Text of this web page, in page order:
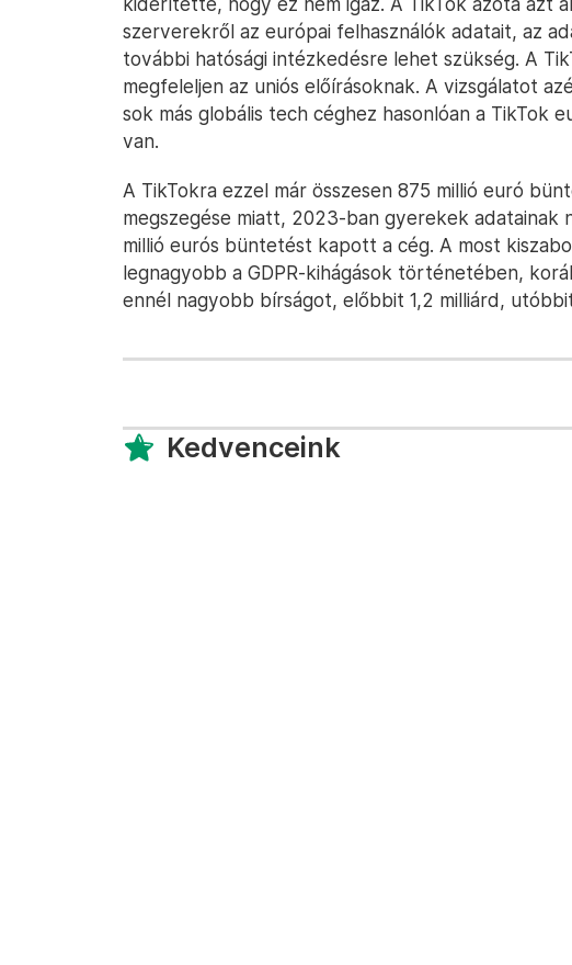
szerverekről az európai felhasználók adatait, az
további hatósági intézkedésre lehet szükség. A
megfeleljen az uniós előírásoknak. A vizsgálatot
sok más globális tech céghez hasonlóan a TikTok
van.
A TikTokra ezzel már összesen 875 millió euró
megszegése miatt, 2023-ban gyerekek adatainak
millió eurós büntetést kapott a cég. A most
legnagyobb a GDPR-kihágások történetében,
ennél nagyobb bírságot, előbbit 1,2 milliárd,
Kedvenceink